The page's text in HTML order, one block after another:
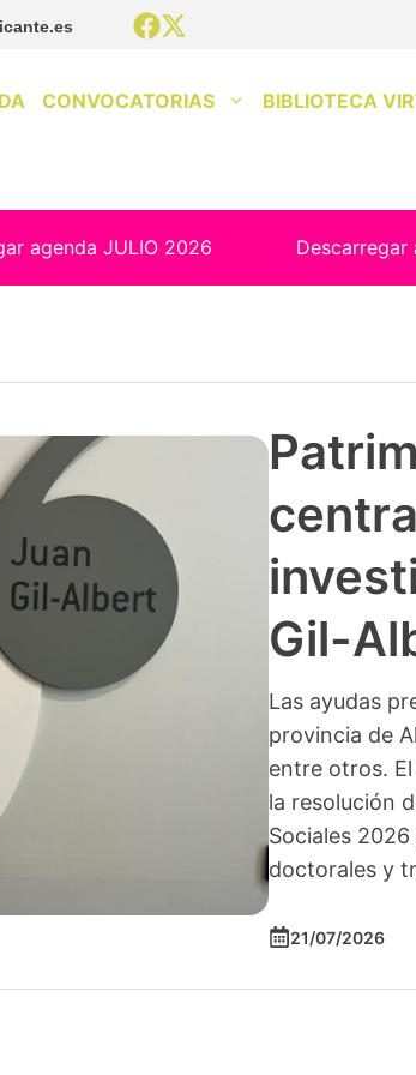
CONVOCATORIAS BIBLIOTECA
agenda JULIO 2026 Descarregar
Gil-
Las ayudas
provincia de
entre otros.
la resolución
Sociales
doctorales y
21/07/2026